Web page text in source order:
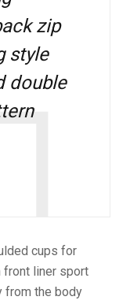
zip
style
double
cups for
front liner sport
from the body